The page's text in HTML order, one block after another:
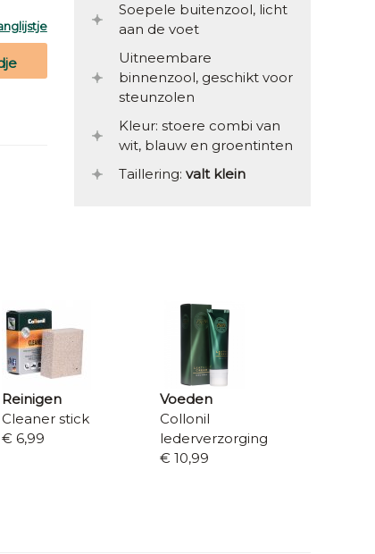
Soepele buitenzool, licht
aan de voet
Uitneembare
binnenzool, geschikt voor
steunzolen
Kleur: stoere combi van
wit, blauw en groentinten
Taillering: valt klein
Reinigen
Cleaner stick
€ 6,99
Voeden
Collonil
lederverzorging
€ 10,99